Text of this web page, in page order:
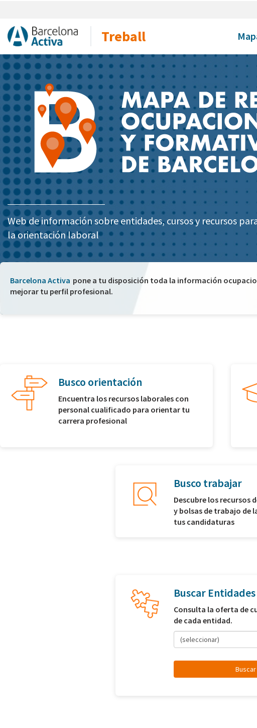
Treball
Web de información sobre entidades, cursos y recursos
la orientación laboral
Barcelona Activa pone a tu disposición toda la información
mejorar tu perfil profesional.
Busco orientación
Encuentra los recursos laborales con
personal cualificado para orientar tu
carrera profesional
Busco trabajar
Descubre los recursos
y bolsas de trabajo de
tus candidaturas
Buscar Entidades
Consulta la oferta de
de cada entidad.
(seleccionar)